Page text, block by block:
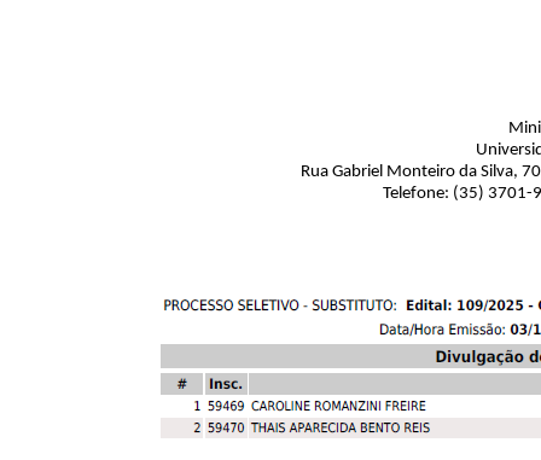
Rua Gabriel Monteiro da Silva,
Telefone: (35)